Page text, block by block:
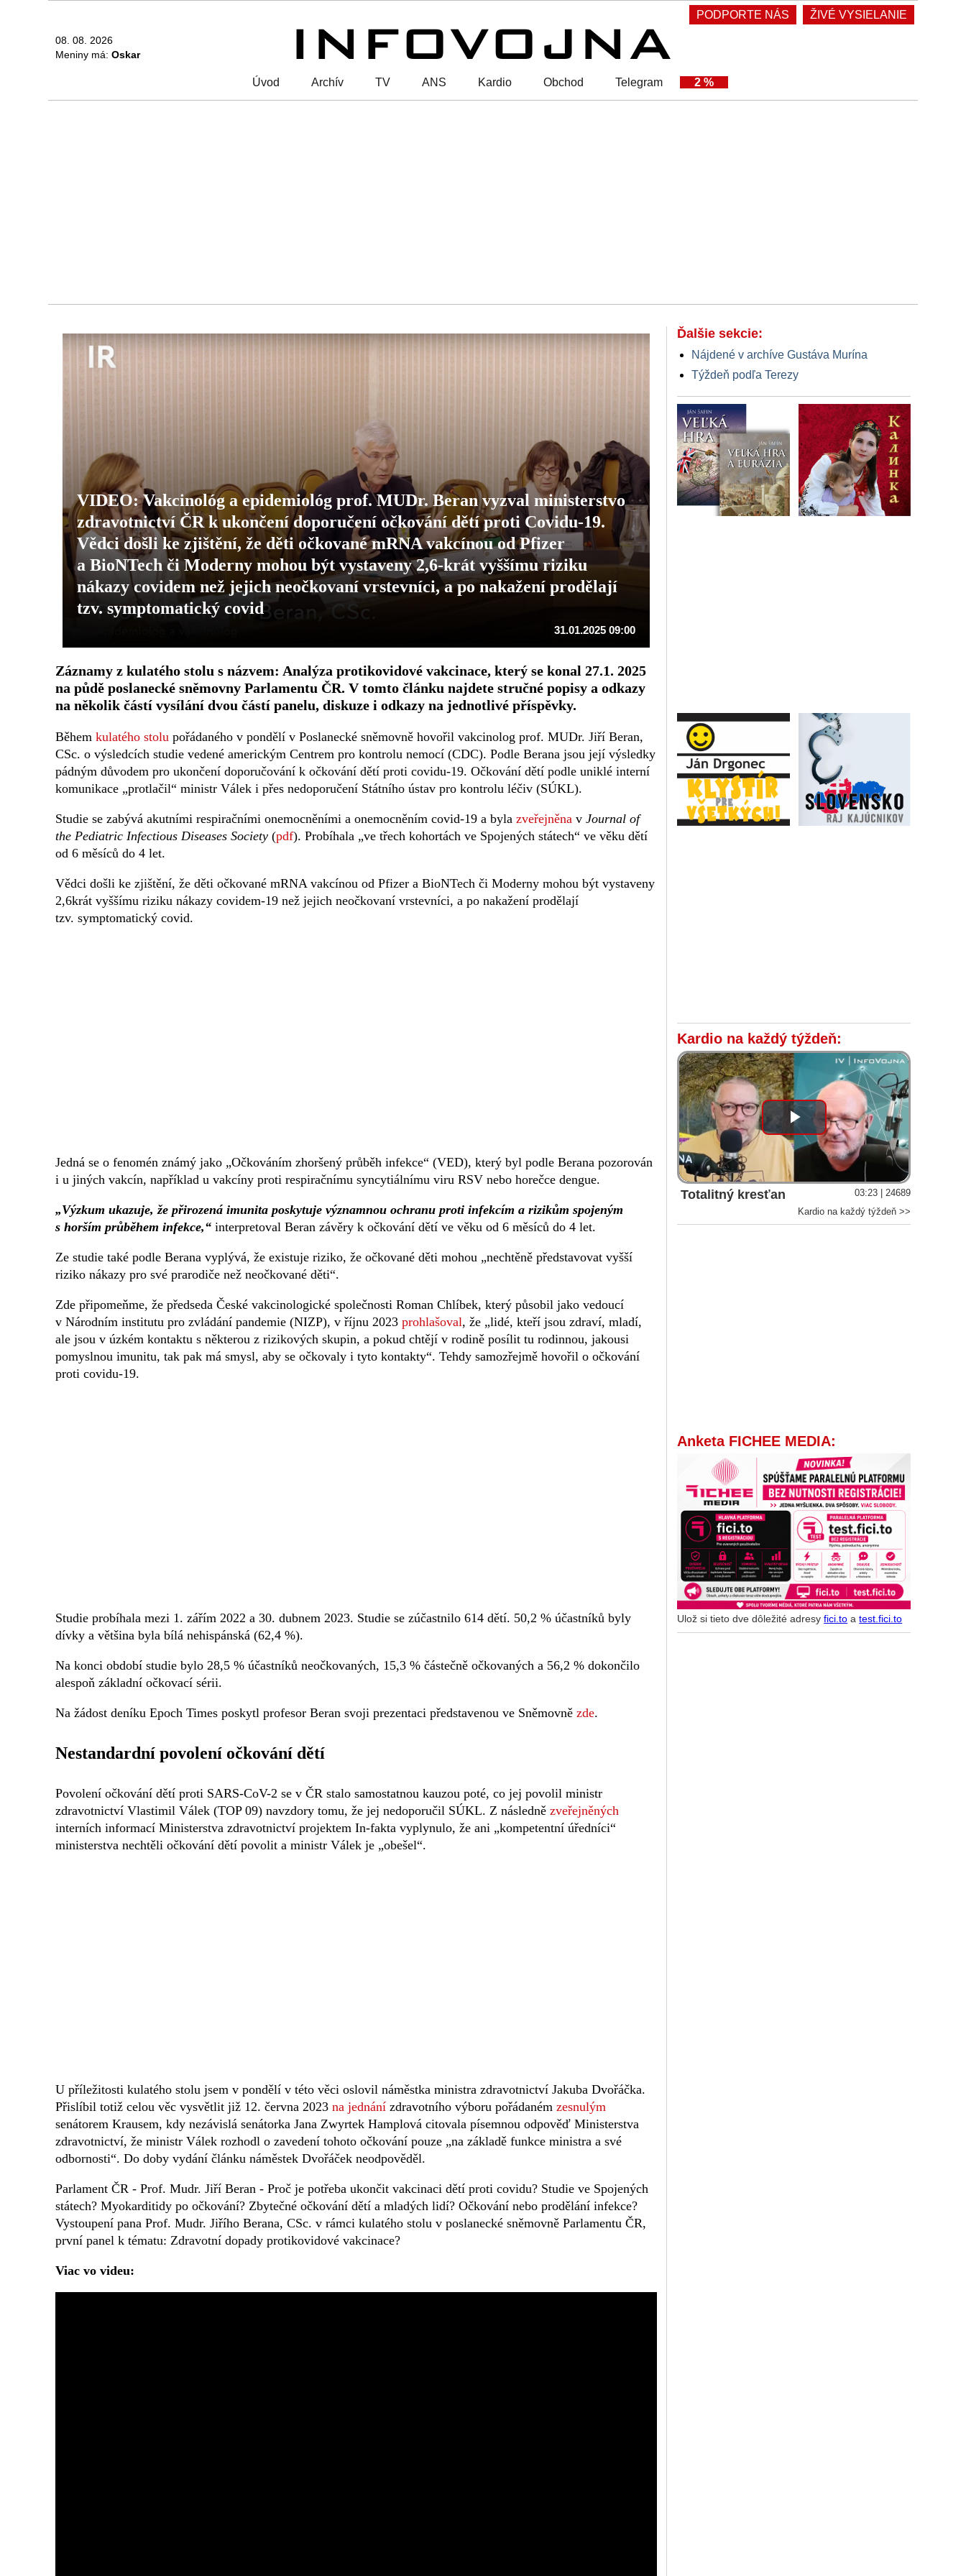
PODPORTE NÁS ŽIVÉ VYSIELANIE
08. 08. 2026
Meniny má: Oskar
Úvod Archív TV ANS Kardio Obchod Telegram 2 %
VIDEO: Vakcinológ a epidemiológ prof. MUDr. Beran vyzval ministerstvo
zdravotnictví ČR k ukončení doporučení očkování dětí proti Covidu-19.
Vědci došli ke zjištění, že děti očkované mRNA vakcínou od Pfizer
a BioNTech či Moderny mohou být vystaveny 2,6-krát vyššímu riziku
nákazy covidem než jejich neočkovaní vrstevníci, a po nakažení prodělají
tzv. symptomatický covid
31.01.2025 09:00
Záznamy z kulatého stolu s názvem: Analýza protikovidové vakcinace, který se konal 27.1. 2025
na půdě poslanecké sněmovny Parlamentu ČR. V tomto článku najdete stručné popisy a odkazy
na několik částí vysílání dvou částí panelu, diskuze i odkazy na jednotlivé příspěvky.
Během kulatého stolu pořádaného v pondělí v Poslanecké sněmovně hovořil vakcinolog prof. MUDr. Jiří Beran,
CSc. o výsledcích studie vedené americkým Centrem pro kontrolu nemocí (CDC). Podle Berana jsou její výsledky
pádným důvodem pro ukončení doporučování k očkování dětí proti covidu-19. Očkování dětí podle uniklé interní
komunikace „protlačil“ ministr Válek i přes nedoporučení Státního ústav pro kontrolu léčiv (SÚKL).
Studie se zabývá akutními respiračními onemocněními a onemocněním covid-19 a byla zveřejněna v Journal of
the Pediatric Infectious Diseases Society (pdf). Probíhala „ve třech kohortách ve Spojených státech“ ve věku dětí
od 6 měsíců do 4 let.
Vědci došli ke zjištění, že děti očkované mRNA vakcínou od Pfizer a BioNTech či Moderny mohou být vystaveny
2,6krát vyššímu riziku nákazy covidem-19 než jejich neočkovaní vrstevníci, a po nakažení prodělají
tzv. symptomatický covid.
Jedná se o fenomén známý jako „Očkováním zhoršený průběh infekce“ (VED), který byl podle Berana pozorován
i u jiných vakcín, například u vakcíny proti respiračnímu syncytiálnímu viru RSV nebo horečce dengue.
„Výzkum ukazuje, že přirozená imunita poskytuje významnou ochranu proti infekcím a rizikům spojeným
s horším průběhem infekce,“ interpretoval Beran závěry k očkování dětí ve věku od 6 měsíců do 4 let.
Ze studie také podle Berana vyplývá, že existuje riziko, že očkované děti mohou „nechtěně představovat vyšší
riziko nákazy pro své prarodiče než neočkované děti“.
Zde připomeňme, že předseda České vakcinologické společnosti Roman Chlíbek, který působil jako vedoucí
v Národním institutu pro zvládání pandemie (NIZP), v říjnu 2023 prohlašoval, že „lidé, kteří jsou zdraví, mladí,
ale jsou v úzkém kontaktu s některou z rizikových skupin, a pokud chtějí v rodině posílit tu rodinnou, jakousi
pomyslnou imunitu, tak pak má smysl, aby se očkovaly i tyto kontakty“. Tehdy samozřejmě hovořil o očkování
proti covidu-19.
Studie probíhala mezi 1. zářím 2022 a 30. dubnem 2023. Studie se zúčastnilo 614 dětí. 50,2 % účastníků byly
dívky a většina byla bílá nehispánská (62,4 %).
Na konci období studie bylo 28,5 % účastníků neočkovaných, 15,3 % částečně očkovaných a 56,2 % dokončilo
alespoň základní očkovací sérii.
Na žádost deníku Epoch Times poskytl profesor Beran svoji prezentaci představenou ve Sněmovně zde.
Nestandardní povolení očkování dětí
Povolení očkování dětí proti SARS-CoV-2 se v ČR stalo samostatnou kauzou poté, co jej povolil ministr
zdravotnictví Vlastimil Válek (TOP 09) navzdory tomu, že jej nedoporučil SÚKL. Z následně zveřejněných
interních informací Ministerstva zdravotnictví projektem In-fakta vyplynulo, že ani „kompetentní úředníci“
ministerstva nechtěli očkování dětí povolit a ministr Válek je „obešel“.
U příležitosti kulatého stolu jsem v pondělí v této věci oslovil náměstka ministra zdravotnictví Jakuba Dvořáčka.
Přislíbil totiž celou věc vysvětlit již 12. června 2023 na jednání zdravotního výboru pořádaném zesnulým
senátorem Krausem, kdy nezávislá senátorka Jana Zwyrtek Hamplová citovala písemnou odpověď Ministerstva
zdravotnictví, že ministr Válek rozhodl o zavedení tohoto očkování pouze „na základě funkce ministra a své
odbornosti“. Do doby vydání článku náměstek Dvořáček neodpověděl.
Parlament ČR - Prof. Mudr. Jiří Beran - Proč je potřeba ukončit vakcinaci dětí proti covidu? Studie ve Spojených
státech? Myokarditidy po očkování? Zbytečné očkování dětí a mladých lidí? Očkování nebo prodělání infekce?
Vystoupení pana Prof. Mudr. Jiřího Berana, CSc. v rámci kulatého stolu v poslanecké sněmovně Parlamentu ČR,
první panel k tématu: Zdravotní dopady protikovidové vakcinace?
Viac vo videu:
Ďalšie sekcie:
Nájdené v archíve Gustáva Murína
Týždeň podľa Terezy
Kardio na každý týždeň:
Play
Video
Totalitný kresťan
03:23 | 24689
Kardio na každý týždeň >>
Anketa FICHEE MEDIA:
Ulož si tieto dve dôležité adresyfici.to atest.fici.to